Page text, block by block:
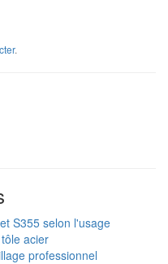
.
S355 selon l'usage
acier
professionnel